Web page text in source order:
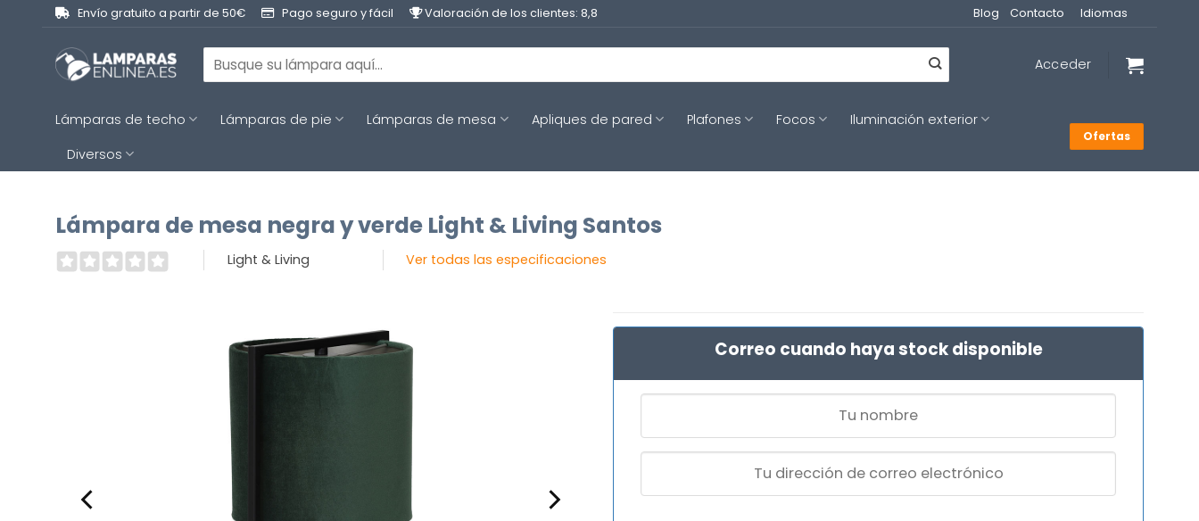
contenido
Envío gratuito a partir de 50€ Pago seguro y fácil Valoración de los clientes: 8,8 Blog Contacto Idiomas
Buscar
por:
Acceder
Lámparas de techo Lámparas de pie Lámparas de mesa Apliques de pared Plafones Focos
Iluminación exterior
Diversos
Ofertas
Lámpara de mesa negra y verde Light & Living Santos
Light & Living Ver todas las especificaciones
Correo cuando haya stock disponible